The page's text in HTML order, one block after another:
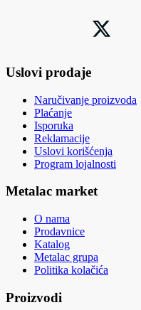
Uslovi prodaje
Naručivanje proizvoda
Plaćanje
Isporuka
Reklamacije
Uslovi korišćenja
Program lojalnosti
Metalac market
O nama
Prodavnice
Katalog
Metalac grupa
Politika kolačića
Proizvodi